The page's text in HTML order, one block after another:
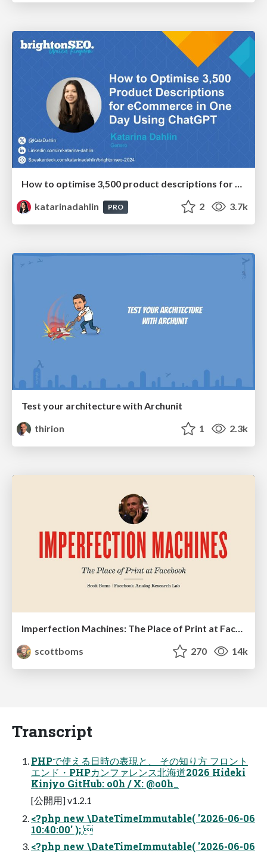
How to optimise 3,500 product descriptions for ecommerce in one day using ChatGPT
katarinadahlin
PRO 2 3.7k
Test your architecture with Archunit
thirion
1 2.3k
scottboms
270 14k
Transcript
PHPで使える日時の表現と、 その知り方 フロント
エンド・PHPカンファレンス北海道2026 Hideki
Kinjyo GitHub: o0h / X: @o0h_
[公開用] v1.2.1
<?php new \DateTimeImmutable( '2026-06-06
10:40:00' ); 
<?php new \DateTimeImmutable( '2026-06-06